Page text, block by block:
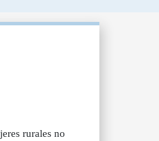
rurales no